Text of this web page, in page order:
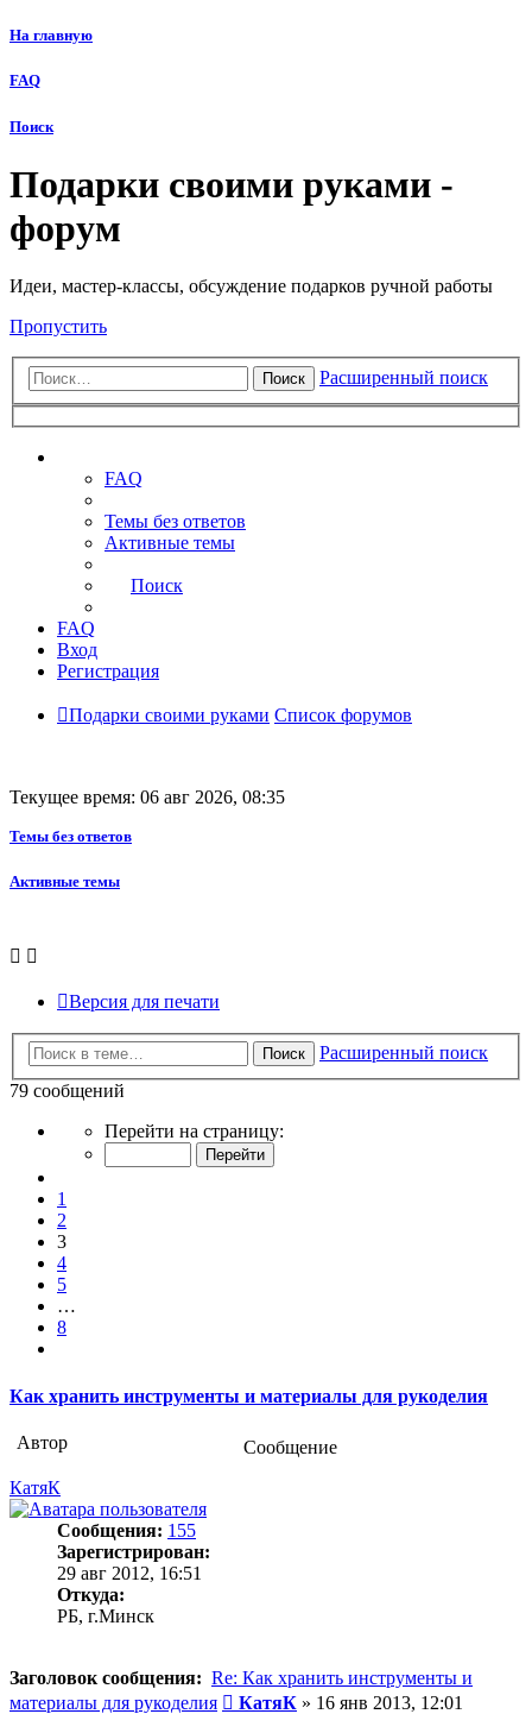
На главную
FAQ
Поиск
Подарки своими руками -
форум
Идеи, мастер-классы, обсуждение подарков ручной работы
Пропустить
Поиск Расширенный поиск
FAQ
Темы без ответов
Активные темы
Поиск
FAQ
Вход
Регистрация
Подарки своими руками Список форумов
Текущее время: 06 авг 2026, 08:35
Темы без ответов
Активные темы
Версия для печати
Поиск
Расширенный поиск
79 сообщений
Страница
8
Перейти на страницу:
1
2
3
4
5
…
8
Как хранить инструменты и материалы для рукоделия
Автор
Сообщение
КатяК
Сообщения: 155
Зарегистрирован:
29 авг 2012, 16:51
Откуда:
РБ, г.Минск
Заголовок сообщения: Re: Как хранить инструменты и
материалы для рукоделия
Сообщение
КатяК » 16 янв 2013, 12:01